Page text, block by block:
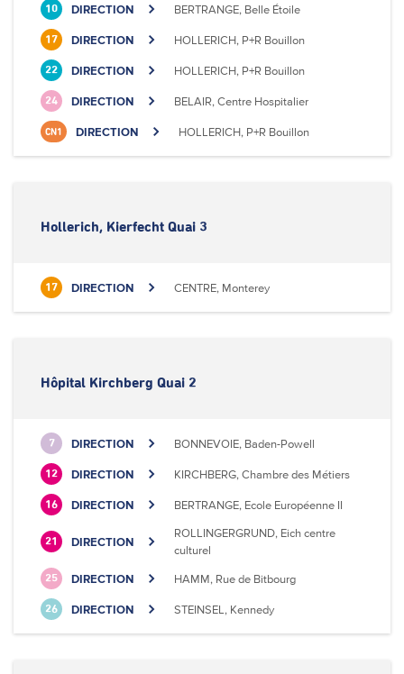
10 DIRECTION BERTRANGE, Belle Étoile
17 DIRECTION HOLLERICH, P+R Bouillon
22 DIRECTION HOLLERICH, P+R Bouillon
24 DIRECTION BELAIR, Centre Hospitalier
CN1 DIRECTION HOLLERICH, P+R Bouillon
Hollerich, Kierfecht Quai 3
17 DIRECTION CENTRE, Monterey
Hôpital Kirchberg Quai 2
7 DIRECTION BONNEVOIE, Baden-Powell
12 DIRECTION KIRCHBERG, Chambre des Métiers
16 DIRECTION BERTRANGE, Ecole Européenne II
21 DIRECTION
ROLLINGERGRUND, Eich centre
culturel
25 DIRECTION HAMM, Rue de Bitbourg
26 DIRECTION STEINSEL, Kennedy